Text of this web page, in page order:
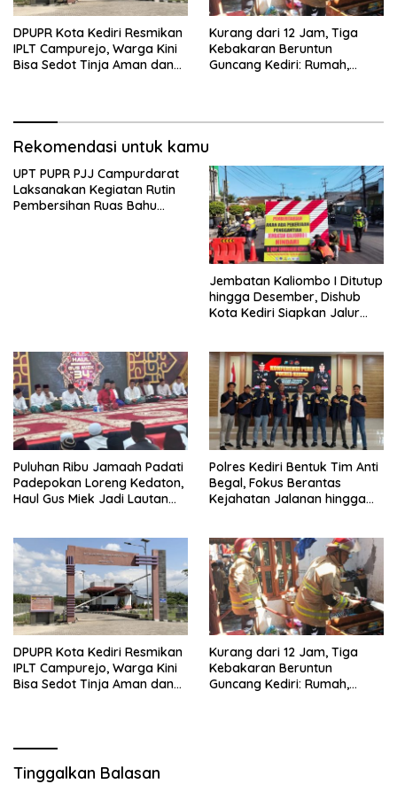
DPUPR Kota Kediri Resmikan
IPLT Campurejo, Warga Kini
Bisa Sedot Tinja Aman dan
Kurang dari 12 Jam, Tiga
Kebakaran Beruntun
Guncang Kediri: Rumah,
Rekomendasi untuk kamu
UPT PUPR PJJ Campurdarat
Laksanakan Kegiatan Rutin
Pembersihan Ruas Bahu
Jembatan Kaliombo I Ditutup
hingga Desember, Dishub
Kota Kediri Siapkan Jalur
Puluhan Ribu Jamaah Padati
Padepokan Loreng Kedaton,
Haul Gus Miek Jadi Lautan
Polres Kediri Bentuk Tim Anti
Begal, Fokus Berantas
Kejahatan Jalanan hingga
DPUPR Kota Kediri Resmikan
IPLT Campurejo, Warga Kini
Bisa Sedot Tinja Aman dan
Kurang dari 12 Jam, Tiga
Kebakaran Beruntun
Guncang Kediri: Rumah,
Tinggalkan Balasan